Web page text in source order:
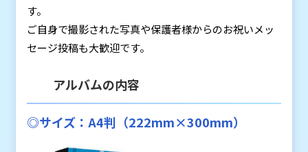
す。
ご自身で撮影された写真や保護者様からのお祝いメッ
セージ投稿も大歓迎です。
アルバムの内容
◎サイズ：A4判（222mm×300mm）